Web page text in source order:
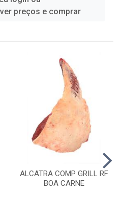
preços e comprar
ALCATRA COMP GRILL RF
BOA CARNE